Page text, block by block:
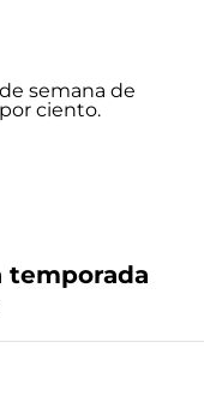
temporada